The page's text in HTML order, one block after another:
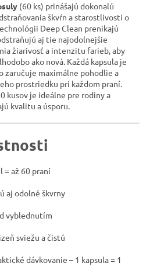
(60 ks) prinášajú dokonalú
škvŕn a starostlivosti o
Deep Clean prenikajú
aj tie najodolnejšie
žiarivosť a intenzitu farieb, aby
ako nová. Každá kapsula je
zaručuje maximálne pohodlie a
prostriedku pri každom praní.
kusov je ideálne pre rodiny a
kvalitu a úsporu.
= až 60 praní
aj odolné škvrny
vyblednutím
sviežu a čistú
dávkovanie – 1 kapsula = 1